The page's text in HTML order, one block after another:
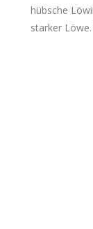
hübsche
starker